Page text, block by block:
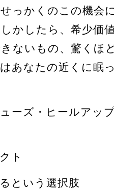
っかくのこの機会
かしたら、希少価
ないもの、驚くほ
あなたの近くに眠
ーズ・ヒールアッ
ト
という選択肢